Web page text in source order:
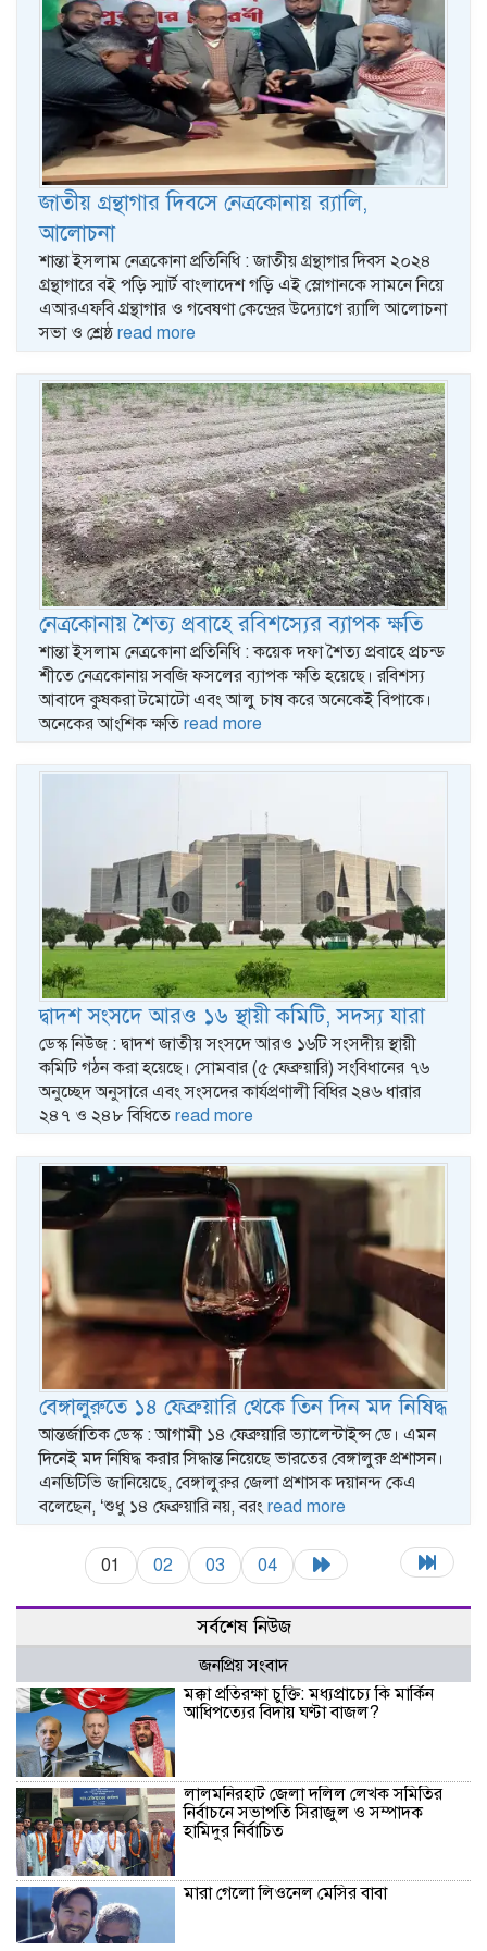
জাতীয় গ্রন্থাগার দিবসে নেত্রকোনায় র‌্যালি,
আলোচনা
শান্তা ইসলাম নেত্রকোনা প্রতিনিধি : জাতীয় গ্রন্থাগার দিবস ২০২৪
গ্রন্থাগারে বই পড়ি স্মার্ট বাংলাদেশ গড়ি এই স্লোগানকে সামনে নিয়ে
এআরএফবি গ্রন্থাগার ও গবেষণা কেন্দ্রের উদ্যোগে র‌্যালি আলোচনা
সভা ও শ্রেষ্ঠ read more
নেত্রকোনায় শৈত্য প্রবাহে রবিশস্যের ব্যাপক ক্ষতি
শান্তা ইসলাম নেত্রকোনা প্রতিনিধি : কয়েক দফা শৈত্য প্রবাহে প্রচন্ড
শীতে নেত্রকোনায় সবজি ফসলের ব্যাপক ক্ষতি হয়েছে। রবিশস্য
আবাদে কুষকরা টমোটো এবং আলু চাষ করে অনেকেই বিপাকে।
অনেকের আংশিক ক্ষতি read more
দ্বাদশ সংসদে আরও ১৬ স্থায়ী কমিটি, সদস্য যারা
ডেস্ক নিউজ : দ্বাদশ জাতীয় সংসদে আরও ১৬টি সংসদীয় স্থায়ী
কমিটি গঠন করা হয়েছে। সোমবার (৫ ফেব্রুয়ারি) সংবিধানের ৭৬
অনুচ্ছেদ অনুসারে এবং সংসদের কার্যপ্রণালী বিধির ২৪৬ ধারার
২৪৭ ও ২৪৮ বিধিতে read more
বেঙ্গালুরুতে ১৪ ফেব্রুয়ারি থেকে তিন দিন মদ নিষিদ্ধ
আন্তর্জাতিক ডেস্ক : আগামী ১৪ ফেব্রুয়ারি ভ্যালেন্টাইন্স ডে। এমন
দিনেই মদ নিষিদ্ধ করার সিদ্ধান্ত নিয়েছে ভারতের বেঙ্গালুরু প্রশাসন।
এনডিটিভি জানিয়েছে, বেঙ্গালুরুর জেলা প্রশাসক দয়ানন্দ কেএ
বলেছেন, ‘শুধু ১৪ ফেব্রুয়ারি নয়, বরং read more
01 02 03 04
সর্বশেষ নিউজ
জনপ্রিয় সংবাদ
মক্কা প্রতিরক্ষা চুক্তি: মধ্যপ্রাচ্যে কি মার্কিন
আধিপত্যের বিদায় ঘণ্টা বাজল?
‎লালমনিরহাট জেলা দলিল লেখক সমিতির
নির্বাচনে সভাপতি সিরাজুল ও সম্পাদক
হামিদুর নির্বাচিত
মারা গেলো লিওনেল মেসির বাবা